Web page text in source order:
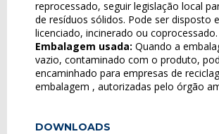
reprocessado, seguir legislação local
de resíduos sólidos. Pode ser disposto
licenciado, incinerado ou coprocessado.
Embalagem usada: Quando a
vazio, contaminado com o produto,
encaminhado para empresas de
embalagem , autorizadas pelo órgão
DOWNLOADS